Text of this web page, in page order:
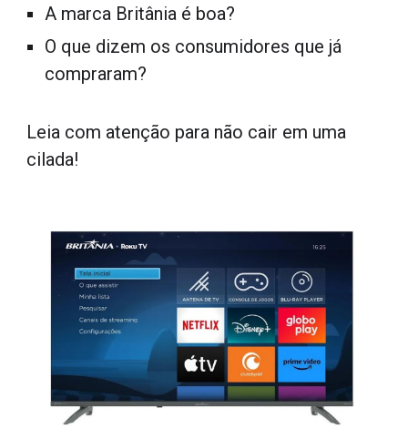
A marca Britânia é boa?
O que dizem os consumidores que já
compraram?
Leia com atenção para não cair em uma
cilada!